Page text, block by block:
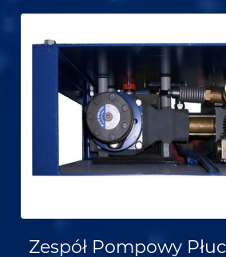
Zespół Pompowy